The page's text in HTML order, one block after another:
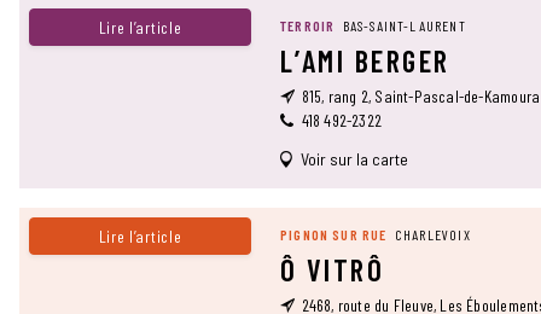
Lire l’article TERROIR BAS-SAINT-LAURENT
L’AMI BERGER
815, rang 2, Saint-Pascal-de-
418 492-2322
Voir sur la carte
Lire l’article PIGNON SUR RUE CHARLEVOIX
Ô VITRÔ
2468, route du Fleuve, Les